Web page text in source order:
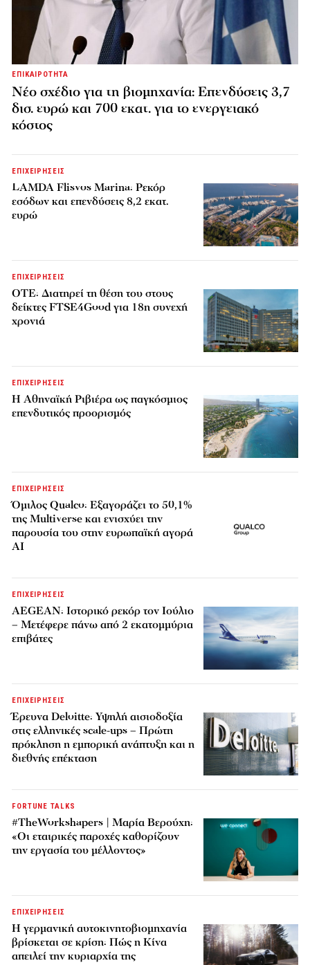
ΕΠΙΚΑΙΡΟΤΗΤΑ
Νέο σχέδιο για τη βιομηχανία: Επενδύσεις 3,7
δισ. ευρώ και 700 εκατ. για το ενεργειακό
κόστος
ΕΠΙΧΕΙΡΗΣΕΙΣ
LAMDA Flisvos Marina: Ρεκόρ
εσόδων και επενδύσεις 8,2 εκατ.
ευρώ
ΕΠΙΧΕΙΡΗΣΕΙΣ
ΟΤΕ: Διατηρεί τη θέση του στους
δείκτες FTSE4Good για 18η συνεχή
χρονιά
ΕΠΙΧΕΙΡΗΣΕΙΣ
Η Αθηναϊκή Ριβιέρα ως παγκόσμιος
επενδυτικός προορισμός
ΕΠΙΧΕΙΡΗΣΕΙΣ
Όμιλος Qualco: Εξαγοράζει το 50,1%
της Multiverse και ενισχύει την
παρουσία του στην ευρωπαϊκή αγορά
AI
ΕΠΙΧΕΙΡΗΣΕΙΣ
AEGEAN: Ιστορικό ρεκόρ τον Ιούλιο
– Μετέφερε πάνω από 2 εκατομμύρια
επιβάτες
ΕΠΙΧΕΙΡΗΣΕΙΣ
Έρευνα Deloitte: Υψηλή αισιοδοξία
στις ελληνικές scale-ups – Πρώτη
πρόκληση η εμπορική ανάπτυξη και η
διεθνής επέκταση
FORTUNE TALKS
#TheWorkshapers | Μαρία Βερούχη:
«Οι εταιρικές παροχές καθορίζουν
την εργασία του μέλλοντος»
ΕΠΙΧΕΙΡΗΣΕΙΣ
Η γερμανική αυτοκινητοβιομηχανία
βρίσκεται σε κρίση: Πώς η Κίνα
απειλεί την κυριαρχία της